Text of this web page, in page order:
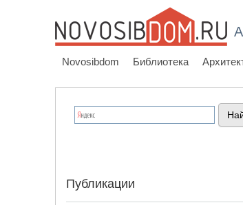
Novosibdom Библиотека
Публикации